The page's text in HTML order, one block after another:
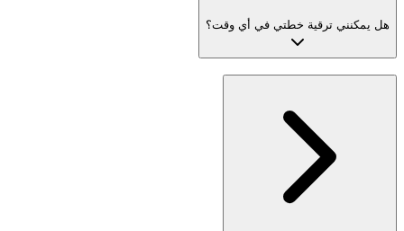
هل يمكنني ترقية خطتي في أي وقت؟